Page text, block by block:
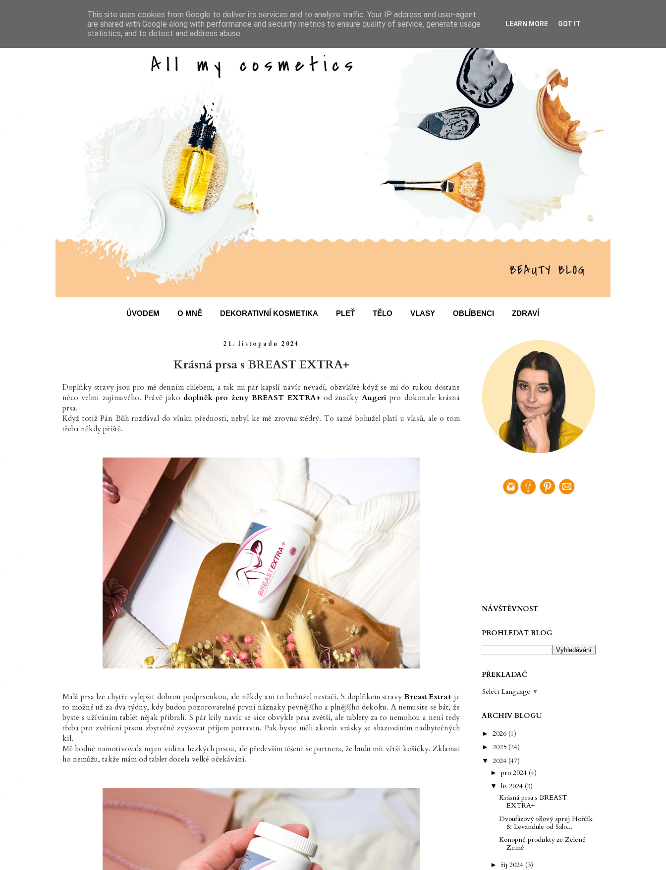
ÚVODEM O MNĚ DEKORATIVNÍ KOSMETIKA PLEŤ TĚLO VLASY OBLÍBENCI ZDRAVÍ
21. listopadu 2024
Krásná prsa s BREAST EXTRA+
Doplňky stravy jsou pro mě denním chlebem, a tak mi pár kapslí navíc nevadí, obzvláště když se mi do rukou dostane
něco velmi zajímavého. Právě jako doplněk pro ženy BREAST EXTRA+ od značky Augeri pro dokonale krásná
prsa.
Když totiž Pán Bůh rozdával do vínku přednosti, nebyl ke mě zrovna štědrý. To samé bohužel platí u vlasů, ale o tom
třeba někdy příště.
Malá prsa lze chytře vylepšit dobrou podprsenkou, ale někdy ani to bohužel nestačí. S doplňkem stravyBreast Extra+ je
to možné už za dva týdny, kdy budou pozorovatelné první náznaky pevnějšího a plnějšího dekoltu. A nemusíte se bát, že
byste s užíváním tablet nějak přibrali. S pár kily navíc se sice obvykle prsa zvětší, ale tablety za to nemohou a není tedy
třeba pro zvětšení prsou zbytečně zvyšovat příjem potravin. Pak byste měli akorát vrásky se shazováním nadbytečných
kil.
Mě hodně namotivovala nejen vidina hezkých prsou, ale především těšení se partnera, že budu mít větší košíčky. Zklamat
ho nemůžu, takže mám od tablet docela velké očekávání.
NÁVŠTĚVNOST
PROHLEDAT BLOG
PŘEKLADAČ
Select Language ▼
ARCHIV BLOGU
► 2026 (1)
► 2025 (24)
▼ 2024 (47)
► pro 2024 (4)
▼ lis 2024 (3)
Krásná prsa s BREAST
EXTRA+
Dvoufázový tělový sprej Hořčík
& Levandule od Salo...
Konopné produkty ze Zelené
Země
► říj 2024 (3)
This site uses cookies from Google to deliver its services and to analyze traffic. Your IP address and user-agent
are shared with Google along with performance and security metrics to ensure quality of service, generate usage
statistics, and to detect and address abuse.
LEARN MORE GOT IT